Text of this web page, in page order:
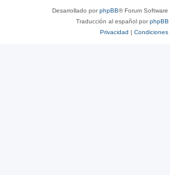
Desarrollado porphpBB® Forum
Traducción al español porphpBB
Privacidad | Condiciones